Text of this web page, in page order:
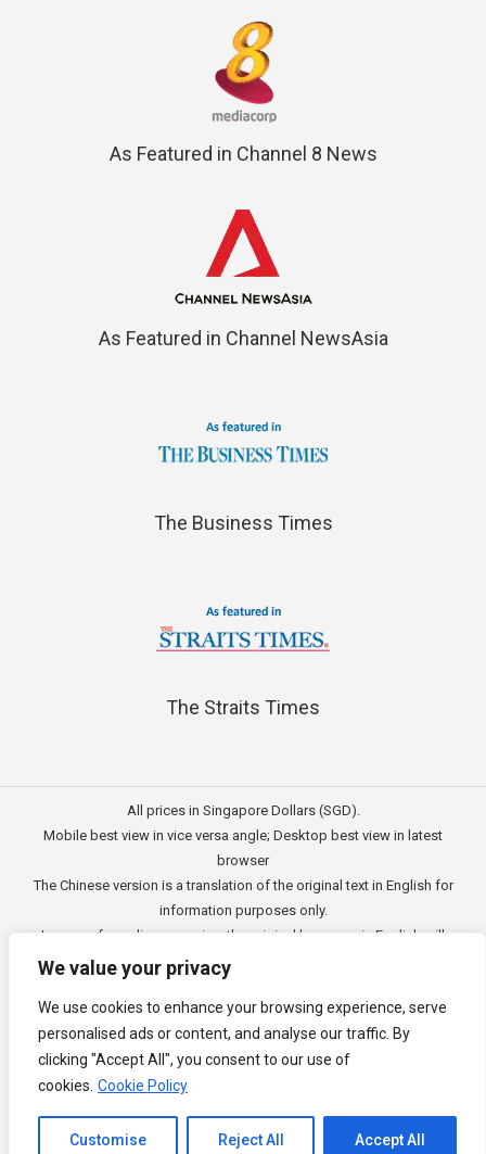
We value your privacy
We use cookies to enhance your browsing experience, serve
personalised ads or content, and analyse our traffic. By
clicking "Accept All", you consent to our use of
cookies. Cookie Policy
Customise Reject All Accept All
As Featured in Channel 8 News
As Featured in Channel NewsAsia
The Business Times
The Straits Times
All prices in Singapore Dollars (SGD).
Mobile best view in vice versa angle; Desktop best view in latest
browser
The Chinese version is a translation of the original text in English for
information purposes only.
In case of any discrepancies, the original language in English will
公司一切资讯与原意还需以英文为主要依据。
Copyright © 2011 - 20263E Accounting Pte Ltd(201120337C),
Singapore. All rights reserved.
Channel to Contact